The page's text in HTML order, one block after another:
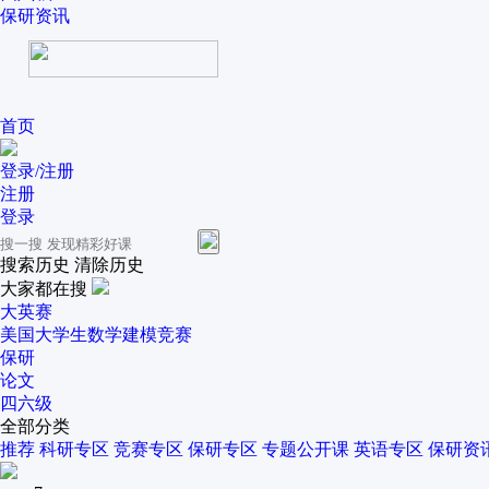
保研资讯
首页
登录/注册
注册
登录
搜索历史 清除历史
大家都在搜
大英赛
美国大学生数学建模竞赛
保研
论文
四六级
全部分类
推荐 科研专区 竞赛专区 保研专区 专题公开课 英语专区 保研资